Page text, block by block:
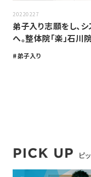
20220227
弟子入り志願をし、
へ。整体院「楽」石川
弟子入り
ピ